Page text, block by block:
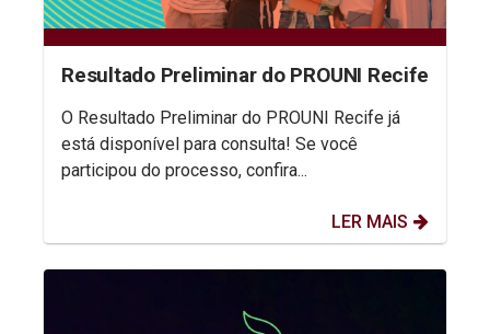
Resultado Preliminar do PROUNI Recife
O Resultado Preliminar do PROUNI Recife já
está disponível para consulta! Se você
participou do processo, confira...
LER MAIS